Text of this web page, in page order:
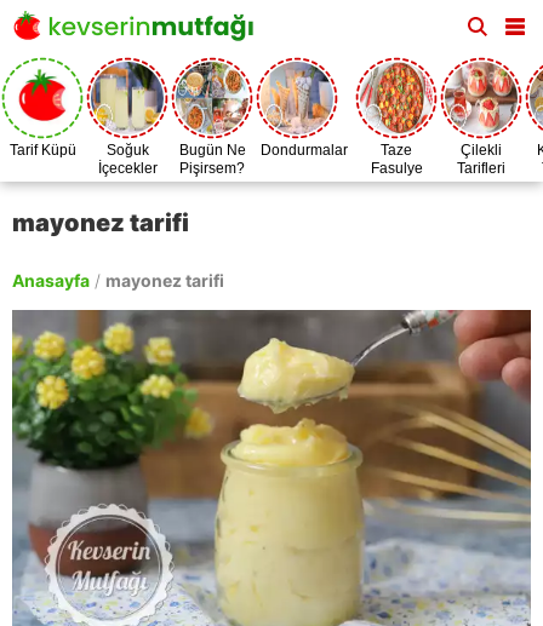
Tarif Küpü
Soğuk
İçecekler
Bugün Ne
Pişirsem?
Dondurmalar
Taze
Fasulye
Zamanı
Çilekli
Tarifleri
mayonez tarifi
Anasayfa / mayonez tarifi